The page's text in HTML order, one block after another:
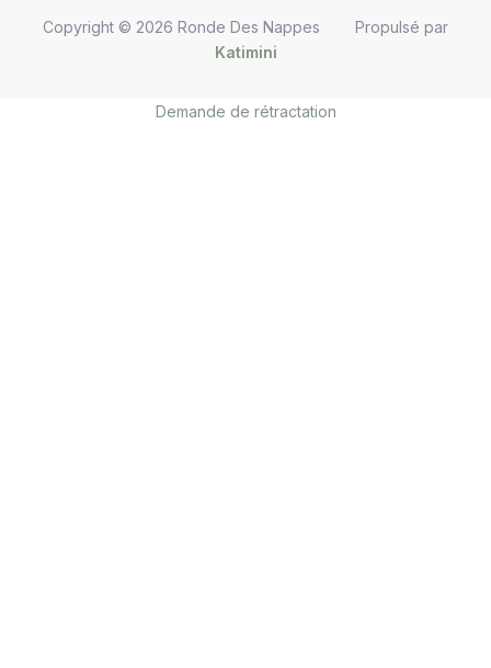
Copyright © 2026 Ronde Des Nappes Propulsé par
Katimini
Demande de rétractation